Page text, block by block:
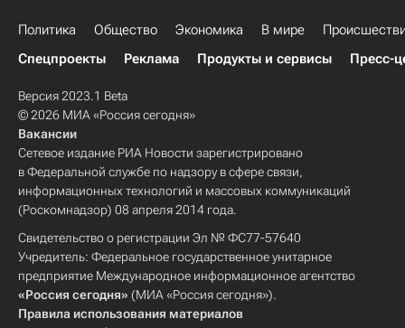
Политика Общество Экономика В мире
Спецпроекты
Реклама Продукты и сервисы Пресс-
Версия 2023.1 Beta
© 2026 МИА «Россия сегодня»
Вакансии
Сетевое издание РИА Новости зарегистрировано
в Федеральной службе по надзору в сфере связи,
информационных технологий и массовых коммуникаций
(Роскомнадзор) 08 апреля 2014 года.
Свидетельство о регистрации Эл № ФС77-57640
Учредитель: Федеральное государственное унитарное
предприятие Международное информационное агентство
«Россия сегодня» (МИА «Россия сегодня»).
Правила использования материалов